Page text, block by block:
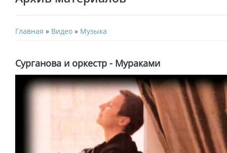
Главная » Видео » Музыка
Сурганова и оркестр - Мураками